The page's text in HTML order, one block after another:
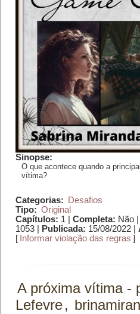
Sinopse:
O que acontece quando a
vítima?
Categorias:
Desafios
Tipo: Original
Capítulos: 1 | Completa: Não |
1053 |
Publicada: 15/08/2022 |
[ Informar violação das regras ]
A próxima vítima -
Lefevre,